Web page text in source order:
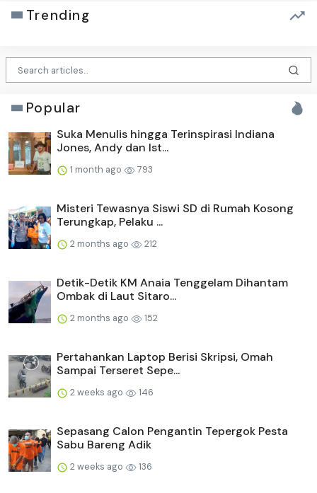
Trending
Popular
Suka Menulis hingga Terinspirasi Indiana
Jones, Andy dan Ist...
1 month ago 793
Misteri Tewasnya Siswi SD di Rumah Kosong
Terungkap, Pelaku ...
2 months ago 212
Detik-Detik KM Anaia Tenggelam Dihantam
Ombak di Laut Sitaro...
2 months ago 152
Pertahankan Laptop Berisi Skripsi, Omah
Sampai Terseret Sepe...
2 weeks ago 146
Sepasang Calon Pengantin Tepergok Pesta
Sabu Bareng Adik
2 weeks ago 136